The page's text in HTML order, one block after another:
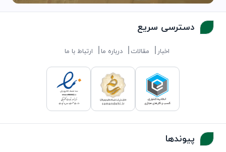
دسترسی سریع
اخبار مقالات درباره ما ارتباط با ما
پیوندها